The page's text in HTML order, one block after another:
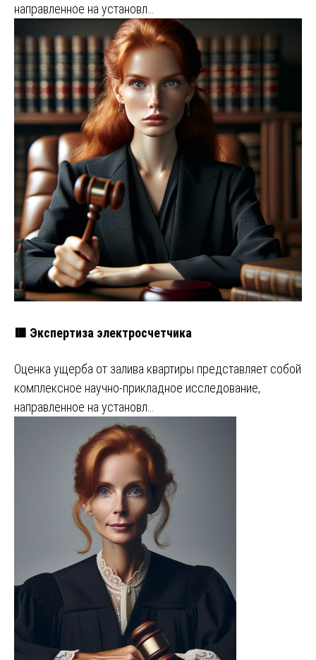
направленное на установл…
🟥 Экспертиза электросчетчика
Оценка ущерба от залива квартиры представляет собой
комплексное научно-прикладное исследование,
направленное на установл…